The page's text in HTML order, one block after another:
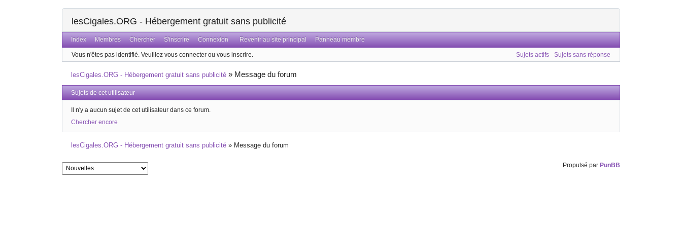
lesCigales.ORG - Hébergement gratuit sans publicité
Index Membres Chercher S'inscrire Connexion Revenir au site principal Panneau membre
Vous n'êtes pas identifié. Veuillez vous connecter ou vous inscrire. Sujets actifs Sujets sans réponse
lesCigales.ORG - Hébergement gratuit sans publicité » Message du forum
Sujets de cet utilisateur
Il n'y a aucun sujet de cet utilisateur dans ce forum.
Chercher encore
lesCigales.ORG - Hébergement gratuit sans publicité » Message du forum
Propulsé par PunBB